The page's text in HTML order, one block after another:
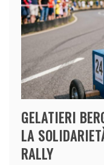
GELATIERI
LA
RALLY